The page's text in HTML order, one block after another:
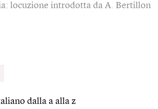
locuzione introdotta da A. Bertillon
dalla a alla z